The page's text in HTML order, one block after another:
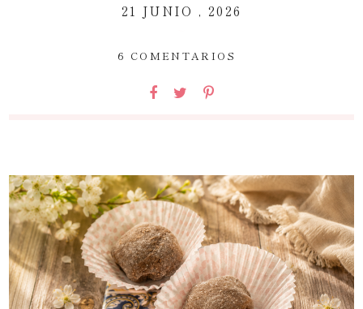
21 JUNIO , 2026
6 COMENTARIOS